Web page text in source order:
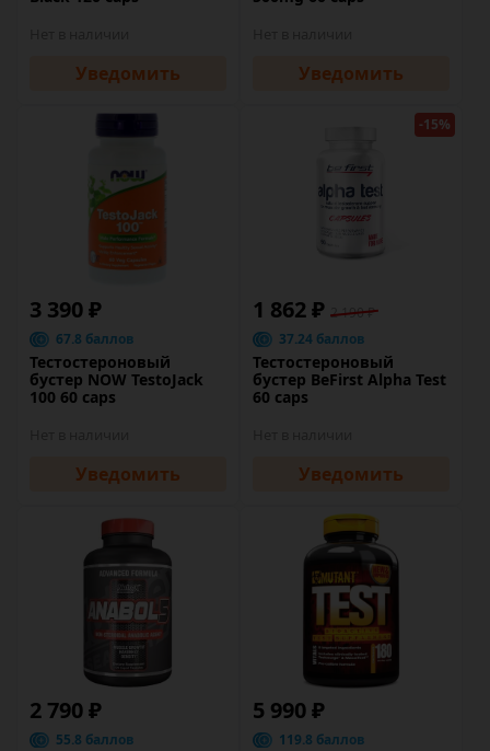
Уведомить Уведомить
3 390 ₽
67.8 баллов
Тестостероновый
бустер NOW TestoJack
100 60 caps
Уведомить
-15%
1 862 ₽ 2 190 ₽
37.24 баллов
Тестостероновый
бустер BeFirst Alpha Test
60 caps
Уведомить
2 790 ₽
55.8 баллов
5 990 ₽
119.8 баллов